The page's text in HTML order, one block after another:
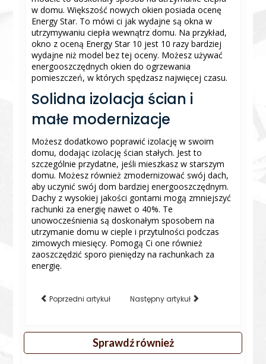
w domu. Większość nowych okien posiada ocenę
Energy Star. To mówi ci jak wydajne są okna w
utrzymywaniu ciepła wewnątrz domu. Na przykład,
okno z oceną Energy Star 10 jest 10 razy bardziej
wydajne niż model bez tej oceny. Możesz używać
energooszczędnych okien do ogrzewania
pomieszczeń, w których spędzasz najwięcej czasu.
Solidna izolacja ścian i
małe modernizacje
Możesz dodatkowo poprawić izolację w swoim
domu, dodając izolację ścian stałych. Jest to
szczególnie przydatne, jeśli mieszkasz w starszym
domu. Możesz również zmodernizować swój dach,
aby uczynić swój dom bardziej energooszczędnym.
Dachy z wysokiej jakości gontami mogą zmniejszyć
rachunki za energię nawet o 40%. Te
unowocześnienia są doskonałym sposobem na
utrzymanie domu w cieple i przytulności podczas
zimowych miesięcy. Pomogą Ci one również
zaoszczędzić sporo pieniędzy na rachunkach za
energię.
Poprzedni artykuł Następny artykuł
Sprawdź również